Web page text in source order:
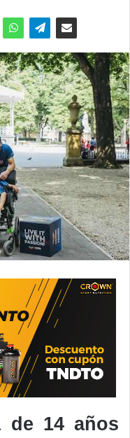
de 14 años